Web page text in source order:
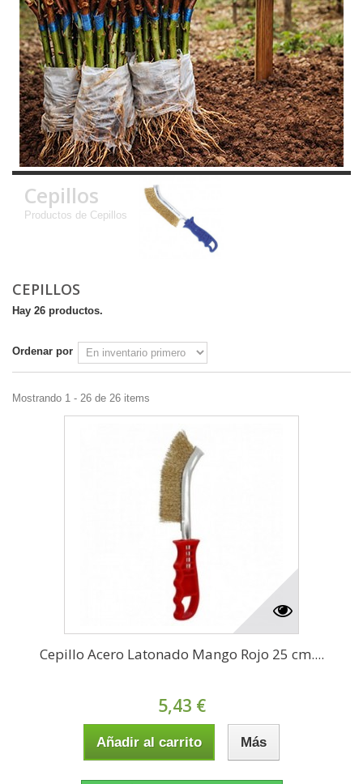
Cepillos
Productos de Cepillos
CEPILLOS
Hay 26 productos.
Ordenar por
Mostrando 1 - 26 de 26 items
Cepillo Acero Latonado Mango Rojo 25 cm....
5,43 €
Añadir al carrito Más